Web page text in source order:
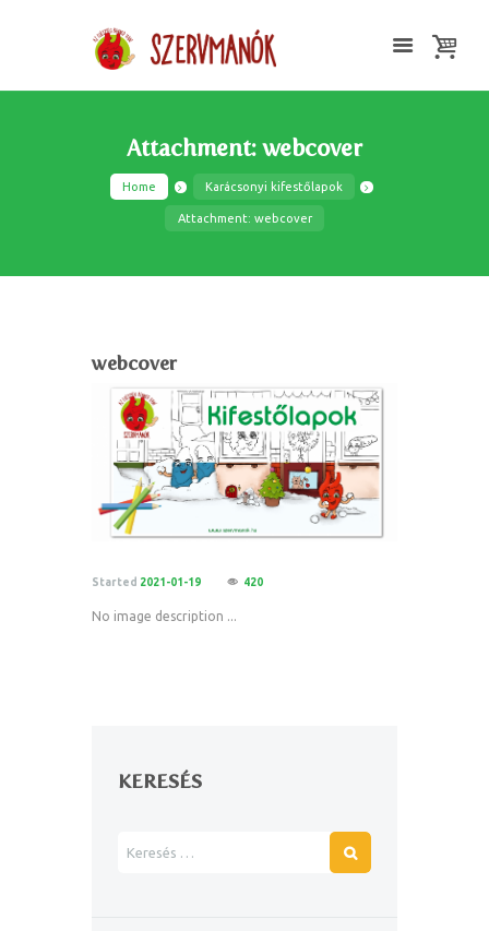
Attachment: webcover
Home Karácsonyi kifestőlapok
Attachment: webcover
webcover
Started 2021-01-19 420
No image description ...
KERESÉS